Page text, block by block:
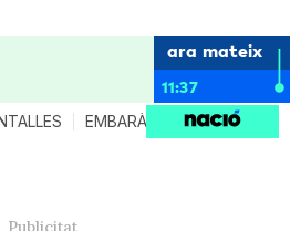
ara mateix
11:37
EMBARÀS CRIANÇA